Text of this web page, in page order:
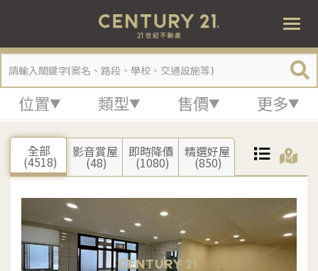
位置 類型 售價 更多
全部
(4518)
影音賞屋
(48)
即時降價
(1080)
精選好屋
(850)